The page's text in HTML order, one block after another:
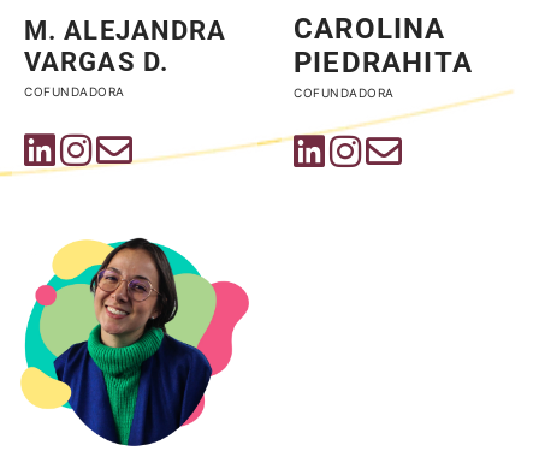
M. ALEJANDRA
VARGAS D.
COFUNDADORA
CAROLINA
PIEDRAHITA
COFUNDADORA